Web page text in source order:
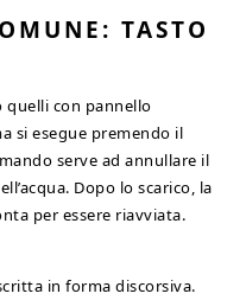
TASTO
con pannello
si esegue premendo il
serve ad annullare il
Dopo lo scarico, la
per essere riavviata.
in forma discorsiva.